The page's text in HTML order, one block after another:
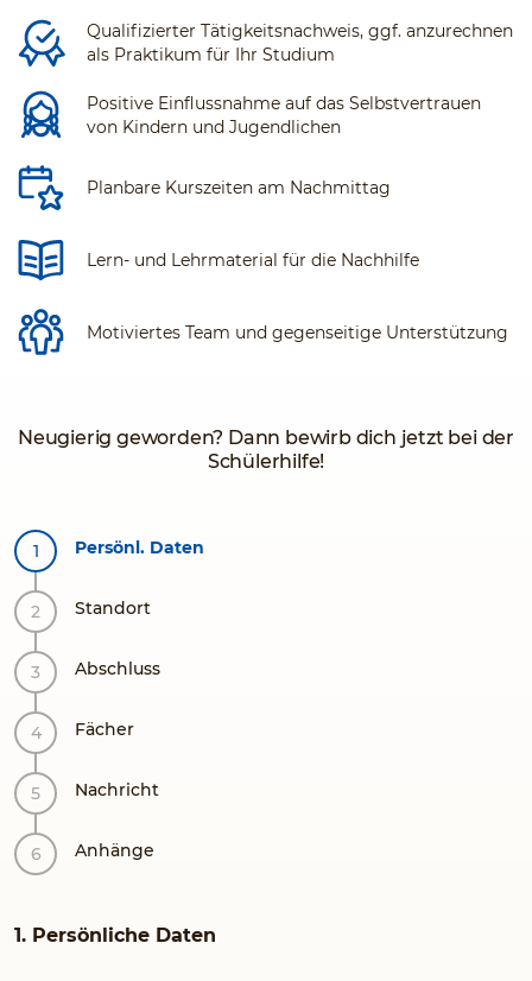
Qualifizierter Tätigkeitsnachweis, ggf. anzurechnen
als Praktikum für Ihr Studium
Positive Einflussnahme auf das Selbstvertrauen
von Kindern und Jugendlichen
Planbare Kurszeiten am Nachmittag
Lern- und Lehrmaterial für die Nachhilfe
Motiviertes Team und gegenseitige Unterstützung
Neugierig geworden? Dann bewirb dich jetzt bei der
Schülerhilfe!
Persönl. Daten
Standort
Abschluss
Fächer
Nachricht
Anhänge
1. Persönliche Daten